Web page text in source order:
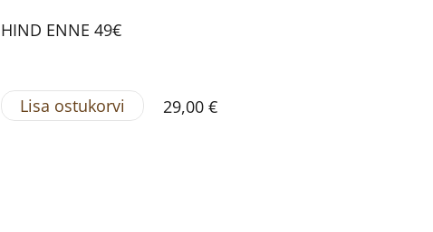
HIND ENNE 49€
Lisa ostukorvi 29,00 €